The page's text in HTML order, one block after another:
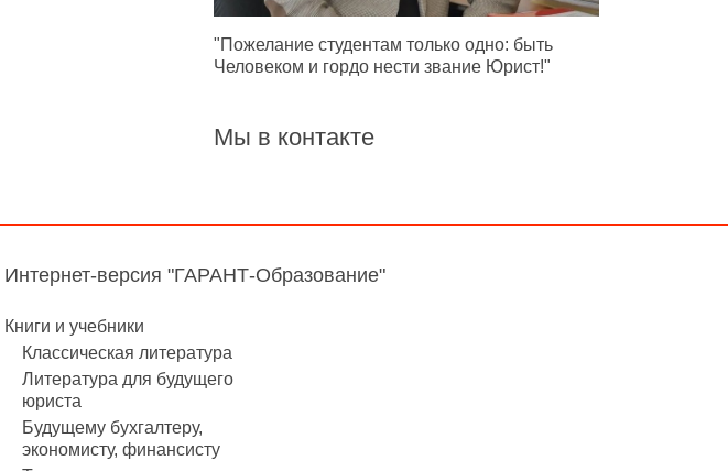
"Пожелание студентам только одно: быть
Человеком и гордо нести звание Юрист!"
Мы в контакте
Интернет-версия "ГАРАНТ-Образование"
Книги и учебники
Классическая литература
Литература для будущего
юриста
Будущему бухгалтеру,
экономисту, финансисту